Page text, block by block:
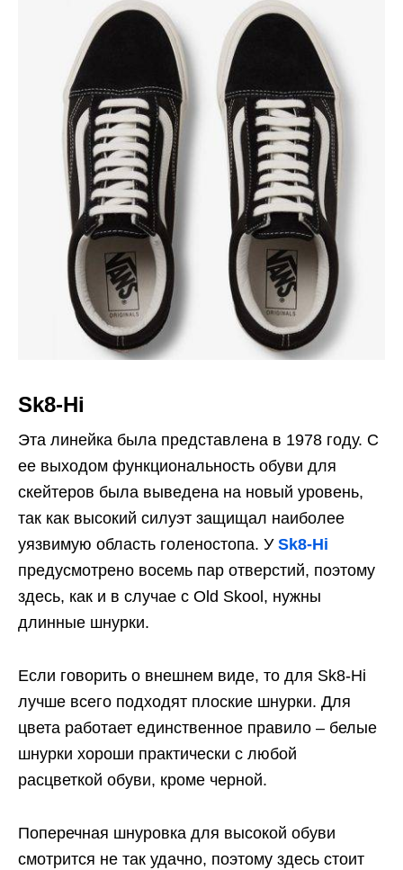
Sk8-Hi
Эта линейка была представлена в 1978 году. С
ее выходом функциональность обуви для
скейтеров была выведена на новый уровень,
так как высокий силуэт защищал наиболее
уязвимую область голеностопа. У Sk8-Hi
предусмотрено восемь пар отверстий, поэтому
здесь, как и в случае с Old Skool, нужны
длинные шнурки.
Если говорить о внешнем виде, то для Sk8-Hi
лучше всего подходят плоские шнурки. Для
цвета работает единственное правило – белые
шнурки хороши практически с любой
расцветкой обуви, кроме черной.
Поперечная шнуровка для высокой обуви
смотрится не так удачно, поэтому здесь стоит